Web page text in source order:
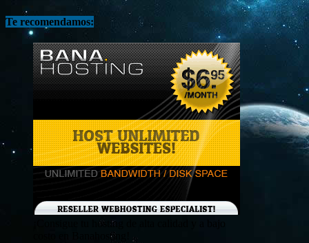
Te recomendamos:
¡Consigue tu hosting de alta calidad y a bajo
costo en Banahosting!